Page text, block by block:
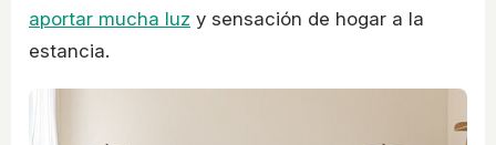
aportar mucha luz y sensación de hogar a la
estancia.